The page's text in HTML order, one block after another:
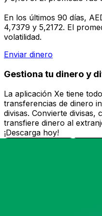
En los últimos 90 días,
4,7379 y 5,2172. El
volatilidad.
Enviar dinero
Gestiona tu dinero y
La aplicación Xe tiene
transferencias de dinero
divisas. Convierte divisas,
transfiere dinero al
¡Descarga hoy!